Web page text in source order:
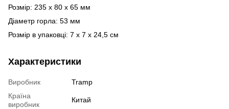
Розмір: 235 х 80 х 65 мм
Діаметр горла: 53 мм
Розмір в упаковці: 7 х 7 х 24,5 см
Характеристики
Виробник
Tramp
Країна
виробник
Китай